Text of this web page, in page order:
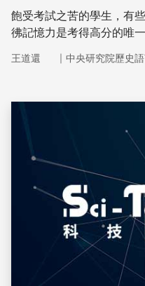
飽受考試之苦的學生，有
彿記憶力是考得高分的唯一
王道還 ｜ 中央研究院歷史